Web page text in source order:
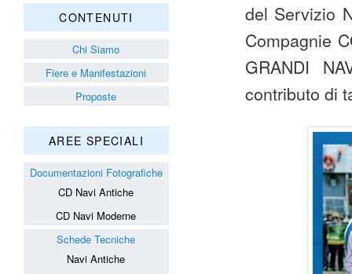
del Servizio
Compagnie
GRANDI
contributo di
CONTENUTI
Chi Siamo
Fiere e Manifestazioni
Proposte
AREE SPECIALI
Documentazioni Fotografiche
CD Navi Antiche
CD Navi Moderne
Schede Tecniche
Navi Antiche